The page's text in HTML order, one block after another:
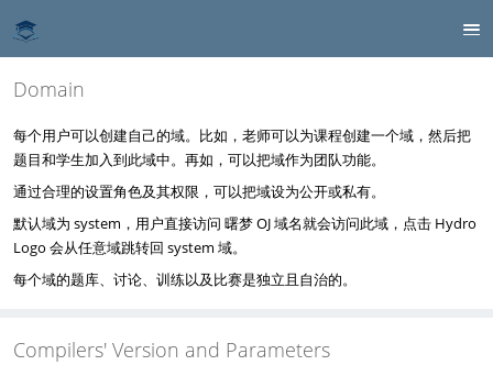
Domain
每个用户可以创建自己的域。比如，老师可以为课程创建一个域，然后把
题目和学生加入到此域中。再如，可以把域作为团队功能。
通过合理的设置角色及其权限，可以把域设为公开或私有。
默认域为 system，用户直接访问 曙梦 OJ 域名就会访问此域，点击 Hydro
Logo 会从任意域跳转回 system 域。
每个域的题库、讨论、训练以及比赛是独立且自治的。
Compilers' Version and Parameters